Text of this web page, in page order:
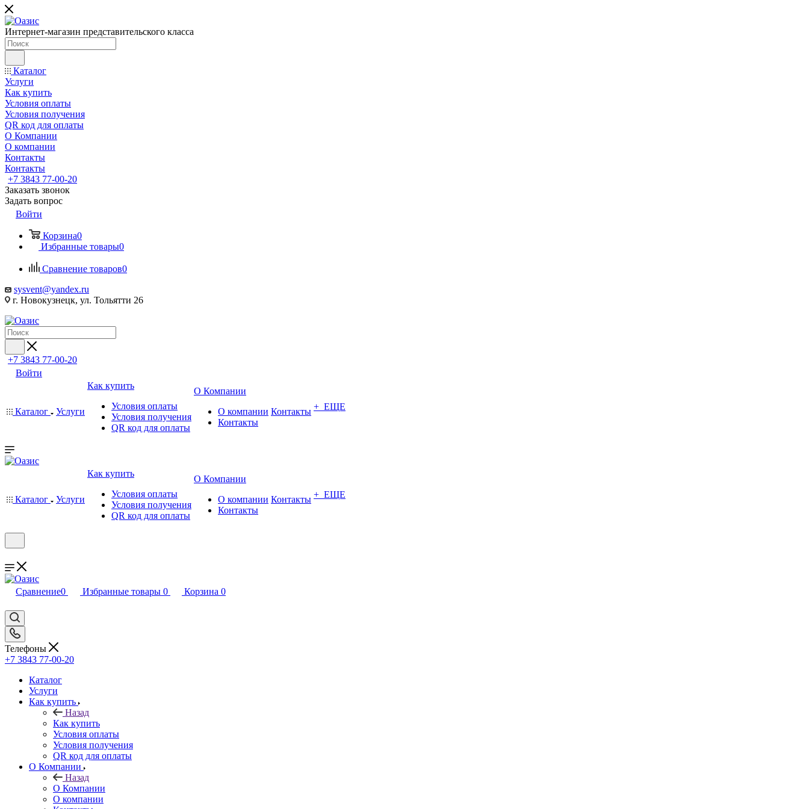
Интернет-магазин представительского класса
Каталог
Услуги
Как купить
Условия оплаты
Условия получения
QR код для оплаты
О Компании
О компании
Контакты
Контакты
+7 3843 77-00-20
Заказать звонок
Задать вопрос
Войти
Корзина0
Избранные товары0
Сравнение товаров0
sysvent@yandex.ru
г. Новокузнецк, ул. Тольятти 26
+7 3843 77-00-20
Войти
Каталог Услуги
Как купить
Условия оплаты
Условия получения
QR код для оплаты
О Компании
О компании
Контакты
Контакты + ЕЩЕ
Каталог Услуги
Как купить
Условия оплаты
Условия получения
QR код для оплаты
О Компании
О компании
Контакты
Контакты + ЕЩЕ
Сравнение0 Избранные товары 0 Корзина 0
Телефоны
+7 3843 77-00-20
Каталог
Услуги
Как купить
Назад
Как купить
Условия оплаты
Условия получения
QR код для оплаты
О Компании
Назад
О Компании
О компании